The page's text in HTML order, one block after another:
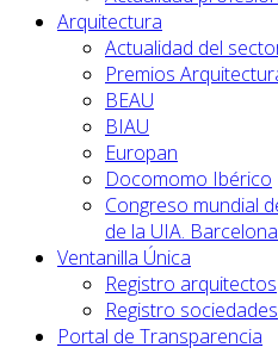
Arquitectura
Actualidad del
Premios
BEAU
BIAU
Europan
Docomomo Ibérico
Congreso mundial
de la UIA.
Ventanilla Única
Registro arquitectos
Registro sociedades
Portal de Transparencia